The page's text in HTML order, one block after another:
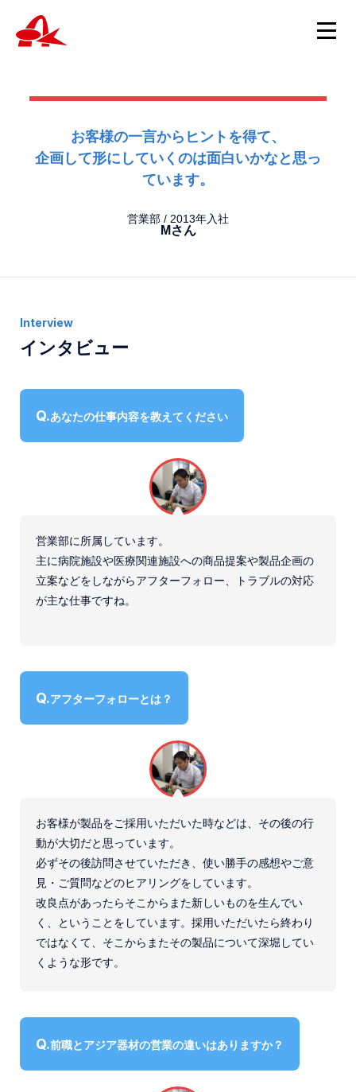
ニュースTOP
包埋カセット
病理・細胞診用消耗品
コップ
健診用製品、採便容器、補助用品
インタビュー
お問い合わせ
〒194-0022 東京都町田市森野1-27-14
042-723-4670(代表)
FAX：042-728-0163
© ASIAKIZAI Inc. All Rights Reserved.
お客様の一言からヒントを得て、
企画して形にしていくのは面白いかなと思っ
ています。
営業部 / 2013年入社
Mさん
インタビュー
あなたの仕事内容を教えてください
営業部に所属しています。
主に病院施設や医療関連施設への商品提案や製品企画の
立案などをしながらアフターフォロー、トラブルの対応
が主な仕事ですね。
アフターフォローとは？
お客様が製品をご採用いただいた時などは、その後の行
動が大切だと思っています。
必ずその後訪問させていただき、使い勝手の感想やご意
見・ご質問などのヒアリングをしています。
改良点があったらそこからまた新しいものを生んでい
く、ということをしています。採用いただいたら終わり
ではなくて、そこからまたその製品について深堀してい
くような形です。
前職とアジア器材の営業の違いはありますか？